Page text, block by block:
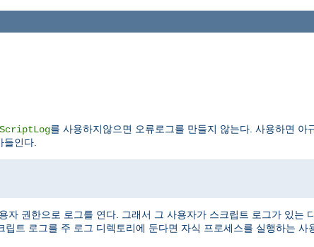
ScriptLog를 사용하지않으면 오류로그를 만들지 않는다. 사용하면 아
인다.
자 권한으로 로그를 연다. 그래서 그 사용자가 스크립트 로그가 있는
트 로그를 주 로그 디렉토리에 둔다면 자식 프로세스를 실행하는 사